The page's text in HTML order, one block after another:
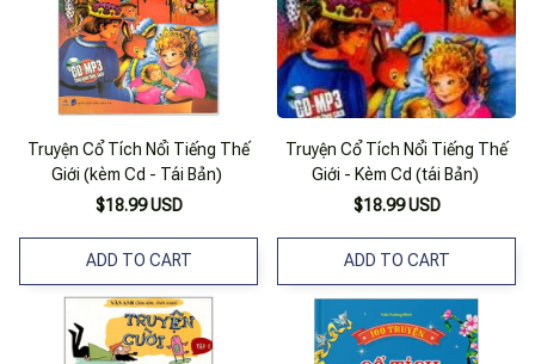
Truyện Cổ Tích Nổi Tiếng Thế
Giới (kèm Cd - Tái Bản)
$18.99 USD
ADD TO CART
Truyện Cổ Tích Nổi Tiếng Thế
Giới - Kèm Cd (tái Bản)
$18.99 USD
ADD TO CART